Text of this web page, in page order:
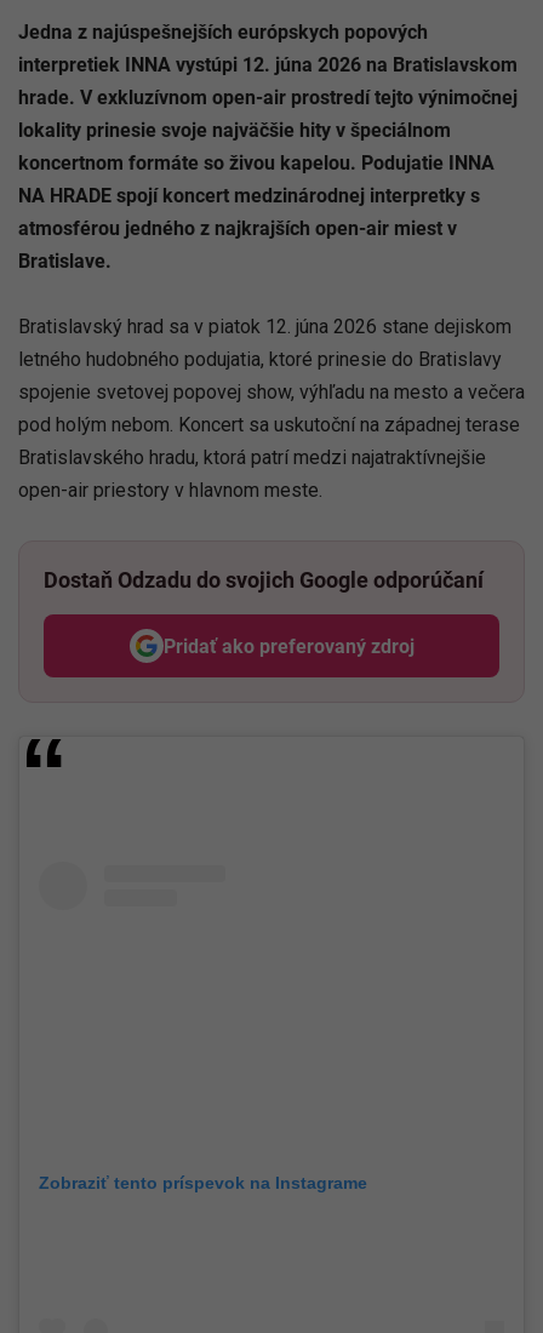
Jedna z najúspešnejších európskych popových
interpretiek INNA vystúpi 12. júna 2026 na Bratislavskom
hrade. V exkluzívnom open-air prostredí tejto výnimočnej
lokality prinesie svoje najväčšie hity v špeciálnom
koncertnom formáte so živou kapelou. Podujatie INNA
NA HRADE spojí koncert medzinárodnej interpretky s
atmosférou jedného z najkrajších open-air miest v
Bratislave.
Bratislavský hrad sa v piatok 12. júna 2026 stane dejiskom
letného hudobného podujatia, ktoré prinesie do Bratislavy
spojenie svetovej popovej show, výhľadu na mesto a večera
pod holým nebom. Koncert sa uskutoční na západnej terase
Bratislavského hradu, ktorá patrí medzi najatraktívnejšie
open-air priestory v hlavnom meste.
Dostaň Odzadu do svojich Google odporúčaní
Pridať ako preferovaný zdroj
Odzadu, odkaz sa otvorí v
Zobraziť tento príspevok na Instagrame